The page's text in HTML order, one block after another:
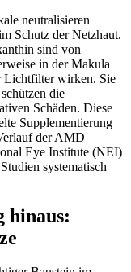
neutralisieren
Schutz der Netzhaut.
sind von
in der Makula
Lichtfilter wirken. Sie
die
Schäden. Diese
Supplementierung
der AMD
Eye Institute (NEI)
systematisch
hinaus: